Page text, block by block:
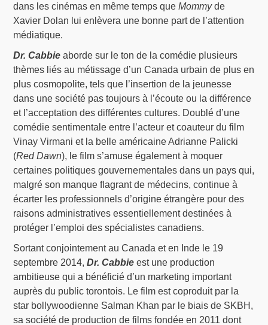
dans les cinémas en même temps queMommyde
Xavier Dolan lui enlèvera une bonne part de l’attention
médiatique.
Dr. Cabbie aborde sur le ton de la comédie plusieurs
thèmes liés au métissage d’un Canada urbain de plus en
plus cosmopolite, tels que l’insertion de la jeunesse
dans une société pas toujours à l’écoute ou la différence
et l’acceptation des différentes cultures. Doublé d’une
comédie sentimentale entre l’acteur et coauteur du film
Vinay Virmani et la belle américaine Adrianne Palicki
(Red Dawn), le film s’amuse également à moquer
certaines politiques gouvernementales dans un pays qui,
malgré son manque flagrant de médecins, continue à
écarter les professionnels d’origine étrangère pour des
raisons administratives essentiellement destinées à
protéger l’emploi des spécialistes canadiens.
Sortant conjointement au Canada et en Inde le 19
septembre 2014,Dr. Cabbie est une production
ambitieuse qui a bénéficié d’un marketing important
auprès du public torontois. Le film est coproduit par la
star bollywoodienne Salman Khan par le biais de SKBH,
sa société de production de films fondée en 2011 dont